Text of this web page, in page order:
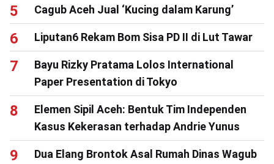
Cagub Aceh Jual ‘Kucing dalam Karung’
Liputan6 Rekam Bom Sisa PD II di Lut Tawar
Bayu Rizky Pratama Lolos International
Paper Presentation di Tokyo
Elemen Sipil Aceh: Bentuk Tim Independen
Kasus Kekerasan terhadap Andrie Yunus
Dua Elang Brontok Asal Rumah Dinas Wagub